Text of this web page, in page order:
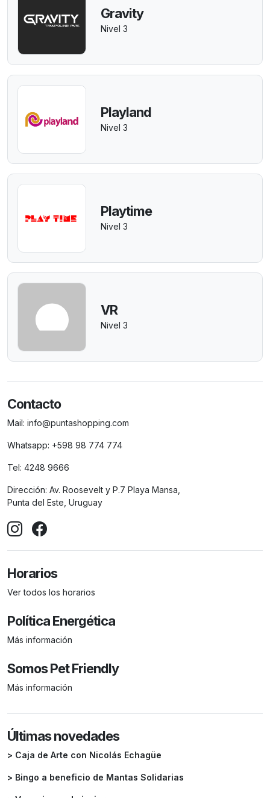
Gravity
Nivel 3
Playland
Nivel 3
Playtime
Nivel 3
VR
Nivel 3
Contacto
Mail: info@puntashopping.com
Whatsapp: +598 98 774 774
Tel: 4248 9666
Dirección: Av. Roosevelt y P.7 Playa Mansa,
Punta del Este, Uruguay
Horarios
Ver todos los horarios
Política Energética
Más información
Somos Pet Friendly
Más información
Últimas novedades
> Caja de Arte con Nicolás Echagüe
> Bingo a beneficio de Mantas Solidarias